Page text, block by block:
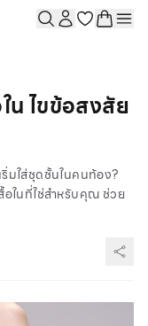
น ไขข้อสงสัย
มใส่ชุดชั้นในคนท้อง?
อในที่ใช่สำหรับคุณ ช่วย